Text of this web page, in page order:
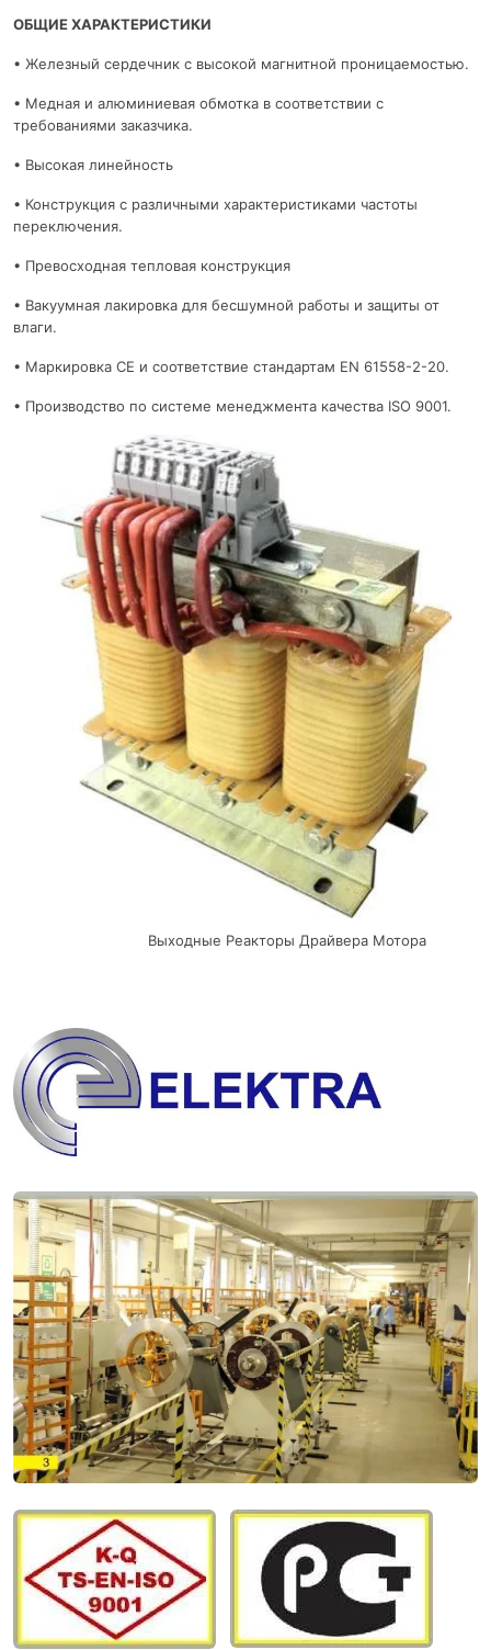
ОБЩИЕ ХАРАКТЕРИСТИКИ
• Железный сердечник с высокой магнитной проницаемостью.
• Медная и алюминиевая обмотка в соответствии с
требованиями заказчика.
• Высокая линейность
• Конструкция с различными характеристиками частоты
переключения.
• Превосходная тепловая конструкция
• Вакуумная лакировка для бесшумной работы и защиты от
влаги.
• Маркировка CE и соответствие стандартам EN 61558-2-20.
• Производство по системе менеджмента качества ISO 9001.
Выходные Реакторы Драйвера Мотора